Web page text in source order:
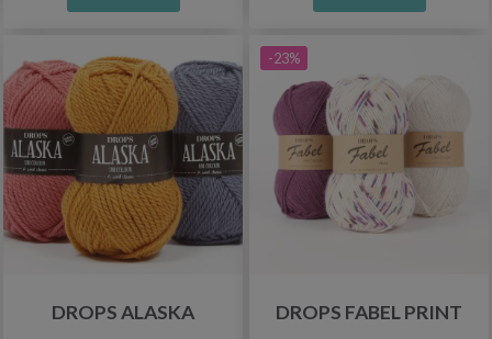
DROPS ALASKA
-23%
DROPS FABEL PRINT